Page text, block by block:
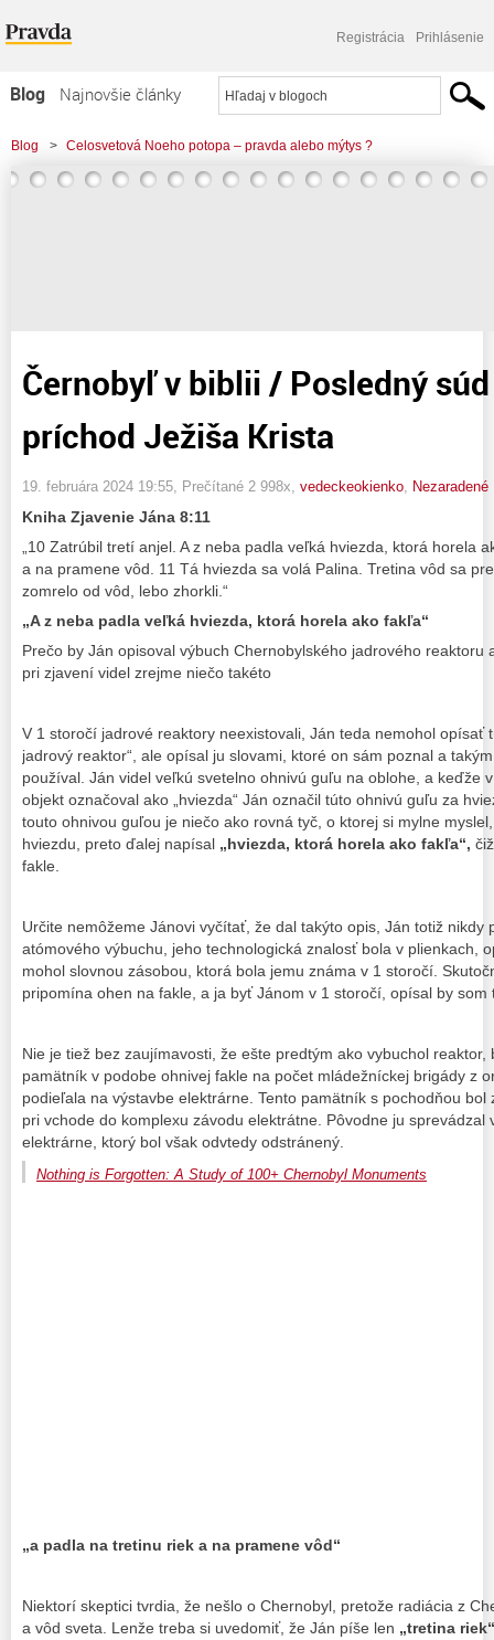
Registrácia Prihlásenie
Blog
Najnovšie články
Najčítanejšie články
Najkomentovanejšie články
Blog > Celosvetová Noeho potopa – pravda alebo mýtys ?
> Černobyľ v biblii / Posledný súd / Druhý príchod Ježiša Krista
Černobyľ v biblii / Posledný
príchod Ježiša Krista
19. februára 2024 19:55 , Prečítané 2 998x, vedeckeokienko Nezaradené
Kniha Zjavenie Jána 8:11
„10 Zatrúbil tretí anjel. A z neba padla veľká hviezda, ktorá horela
a na pramene vôd. 11 Tá hviezda sa volá Palina. Tretina vôd sa
zomrelo od vôd, lebo zhorkli.“
„A z neba padla veľká hviezda, ktorá horela ako fakľa“
Prečo by Ján opisoval výbuch Chernobylského jadrového reaktoru
pri zjavení videl zrejme niečo takéto
V 1 storočí jadrové reaktory neexistovali, Ján teda nemohol opísať
jadrový reaktor“, ale opísal ju slovami, ktoré on sám poznal a
používal. Ján videl veľkú svetelno ohnivú guľu na oblohe, a keďže
objekt označoval ako „hviezda“ Ján označil túto ohnivú guľu za
touto ohnivou guľou je niečo ako rovná tyč, o ktorej si mylne
hviezdu, preto ďalej napísal „hviezda, ktorá horela ako fakľa“,
fakle.
Určite nemôžeme Jánovi vyčítať, že dal takýto opis, Ján totiž nikdy
atómového výbuchu, jeho technologická znalosť bola v plienkach,
mohol slovnou zásobou, ktorá bola jemu známa v 1 storočí.
pripomína ohen na fakle, a ja byť Jánom v 1 storočí, opísal by som
Nie je tiež bez zaujímavosti, že ešte predtým ako vybuchol reaktor,
pamätník v podobe ohnivej fakle na počet mládežníckej brigády z
podieľala na výstavbe elektrárne. Tento pamätník s pochodňou bol
pri vchode do komplexu závodu elektrátne. Pôvodne ju sprevádzal
elektrárne, ktorý bol však odvtedy odstránený.
Nothing is Forgotten: A Study of 100+ Chernobyl Monuments
„a padla na tretinu riek a na pramene vôd“
Niektorí skeptici tvrdia, že nešlo o Chernobyl, pretože radiácia z
a vôd sveta. Lenže treba si uvedomiť, že Ján píše len „tretina